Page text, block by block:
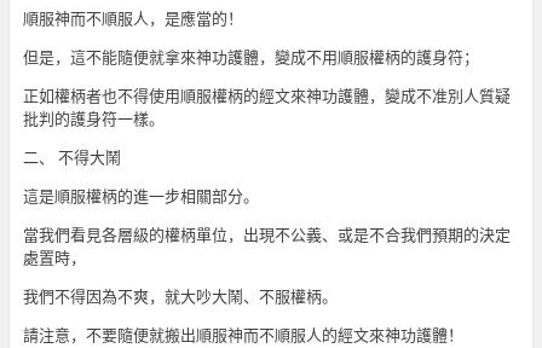
順服神而不順服人，是應當的！
但是，這不能隨便就拿來神功護體，變成不用順服權柄的護身符；
正如權柄者也不得使用順服權柄的經文來神功護體，變成不准別人質疑
批判的護身符一樣。
二、 不得大鬧
這是順服權柄的進一步相關部分。
當我們看見各層級的權柄單位，出現不公義、或是不合我們預期的決定
處置時，
我們不得因為不爽，就大吵大鬧、不服權柄。
請注意，不要隨便就搬出順服神而不順服人的經文來神功護體！